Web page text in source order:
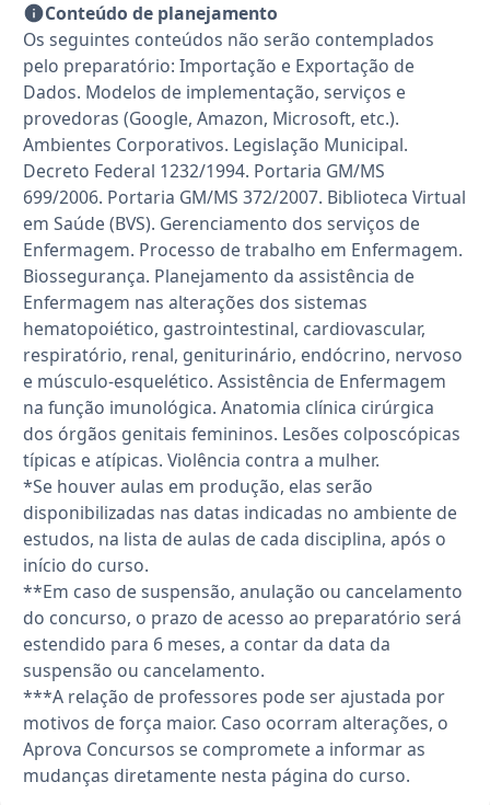
Conteúdo de planejamento
Os seguintes conteúdos não serão contemplados
pelo preparatório: Importação e Exportação de
Dados. Modelos de implementação, serviços e
provedoras (Google, Amazon, Microsoft, etc.).
Ambientes Corporativos. Legislação Municipal.
Decreto Federal 1232/1994. Portaria GM/MS
699/2006. Portaria GM/MS 372/2007. Biblioteca Virtual
em Saúde (BVS). Gerenciamento dos serviços de
Enfermagem. Processo de trabalho em Enfermagem.
Biossegurança. Planejamento da assistência de
Enfermagem nas alterações dos sistemas
hematopoiético, gastrointestinal, cardiovascular,
respiratório, renal, geniturinário, endócrino, nervoso
e músculo-esquelético. Assistência de Enfermagem
na função imunológica. Anatomia clínica cirúrgica
dos órgãos genitais femininos. Lesões colposcópicas
típicas e atípicas. Violência contra a mulher.
*Se houver aulas em produção, elas serão
disponibilizadas nas datas indicadas no ambiente de
estudos, na lista de aulas de cada disciplina, após o
início do curso.
**Em caso de suspensão, anulação ou cancelamento
do concurso, o prazo de acesso ao preparatório será
estendido para 6 meses, a contar da data da
suspensão ou cancelamento.
***A relação de professores pode ser ajustada por
motivos de força maior. Caso ocorram alterações, o
Aprova Concursos se compromete a informar as
mudanças diretamente nesta página do curso.